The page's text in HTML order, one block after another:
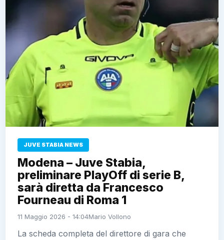
JUVE STABIA NEWS
Modena – Juve Stabia,
preliminare PlayOff di serie B,
sarà diretta da Francesco
Fourneau di Roma 1
11 Maggio 2026 - 14:04Mario Vollono
La scheda completa del direttore di gara che